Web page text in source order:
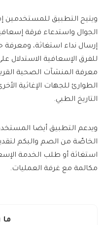
ويتيح التطبيق للمستخدمين
الجوال واستدعاء فرقة
إرسال نداء استغاثة، ومعرفة
للفرق الإسعافية الاستدلال
معرفة المنشآت الصحية
الطوارئ للجهات الإغاثية
التاريخ الطبي.
ويدعم التطبيق أيضا
الخاصّة من الصم والبكم
استغاثة أو طلب الخدمة
مكالمة مع غرفة العمليات.
ما